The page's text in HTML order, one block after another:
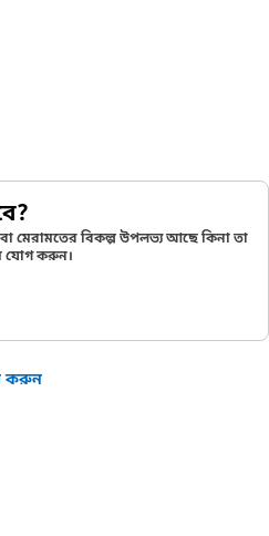
বা মেরামতের বিকল্প উপলভ্য আছে কিনা তা
যোগ করুন।
করুন